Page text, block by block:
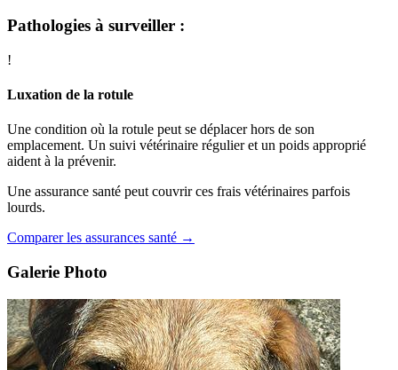
Pathologies à surveiller :
!
Luxation de la rotule
Une condition où la rotule peut se déplacer hors de son
emplacement. Un suivi vétérinaire régulier et un poids approprié
aident à la prévenir.
Une assurance santé peut couvrir ces frais vétérinaires parfois
lourds.
Comparer les assurances santé →
Galerie Photo